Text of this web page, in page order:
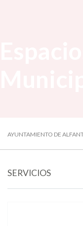
AYUNTAMIENTO DE
SERVICIOS